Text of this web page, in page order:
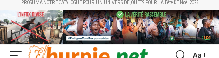
PROSUMA NOTRE CATALOGUE POUR UN UNIVERS DE JOUETS POUR LA Fête DE Noël 2025
Aa